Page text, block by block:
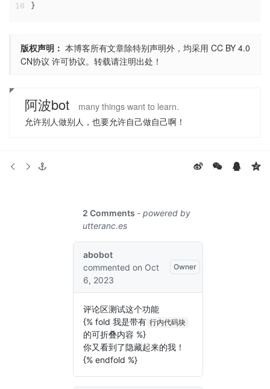
10
}
版权声明： 本博客所有文章除特别声明外，均采用 CC BY 4.0
CN协议 许可协议。转载请注明出处！
阿波bot
many things want to learn.
允许别人做别人，也要允许自己做自己啊！